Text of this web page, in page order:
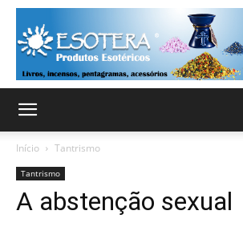
Início Tantrismo
Tantrismo
A abstenção sexual